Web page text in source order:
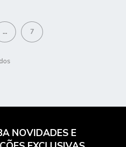
... 7
NOVIDADES E